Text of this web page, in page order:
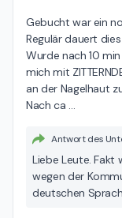
wieder
arbeiten. Wir
nochmal zu
Kundin genug
Stunden Zeit
verstehen, dass
das anbieten.
defekt reklamiert,
werden. Das
Gebucht war ein
Regulär dauert
Wurde nach 10
mich mit
an der Nagelhaut
Nach ca …
Antwort des
Liebe Leute. Fakt
wegen der
deutschen